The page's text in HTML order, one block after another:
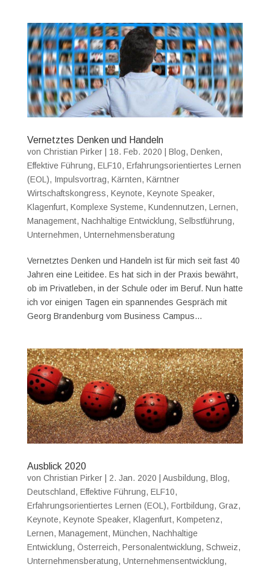
Vernetztes Denken und Handeln
von Christian Pirker| 18. Feb. 2020 Blog, Denken,
Effektive Führung, ELF10, Erfahrungsorientiertes Lernen
(EOL), Impulsvortrag, Kärnten, Kärntner
Wirtschaftskongress, Keynote, Keynote Speaker,
Klagenfurt, Komplexe Systeme, Kundennutzen, Lernen,
Management, Nachhaltige Entwicklung, Selbstführung,
Unternehmen, Unternehmensberatung
Vernetztes Denken und Handeln ist für mich seit fast 40
Jahren eine Leitidee. Es hat sich in der Praxis bewährt,
ob im Privatleben, in der Schule oder im Beruf. Nun hatte
ich vor einigen Tagen ein spannendes Gespräch mit
Georg Brandenburg vom Business Campus...
Ausblick 2020
von Christian Pirker| 2. Jan. 2020 Ausbildung, Blog,
Deutschland, Effektive Führung, ELF10,
Erfahrungsorientiertes Lernen (EOL), Fortbildung, Graz,
Keynote, Keynote Speaker, Klagenfurt, Kompetenz,
Lernen, Management, München, Nachhaltige
Entwicklung, Österreich, Personalentwicklung, Schweiz,
Unternehmensberatung, Unternehmensentwicklung,